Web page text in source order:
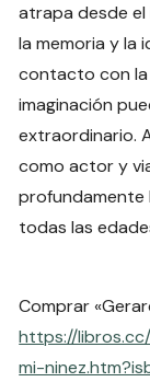
atrapa desde el
la memoria y la
contacto con la
imaginación
extraordinario.
como actor y
profundamente
todas las
Comprar
https://
mi-